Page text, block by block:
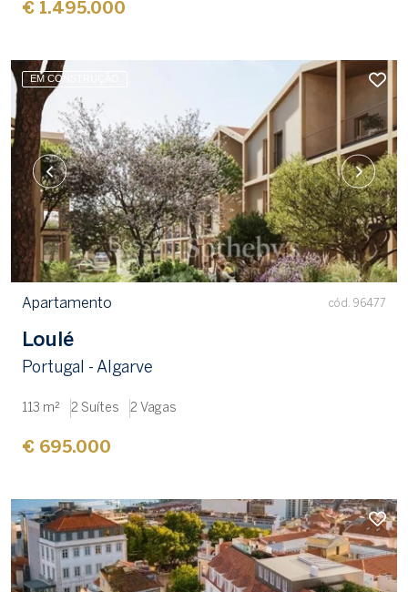
€ 1.495.000
EM CONSTRUÇÃO
Apartamento cód. 96477
Loulé
Portugal - Algarve
113 m² 2 Suítes 2 Vagas
€ 695.000